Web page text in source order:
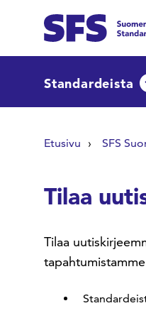
Standardeista
Etusivu SFS
Tilaa
Tilaa